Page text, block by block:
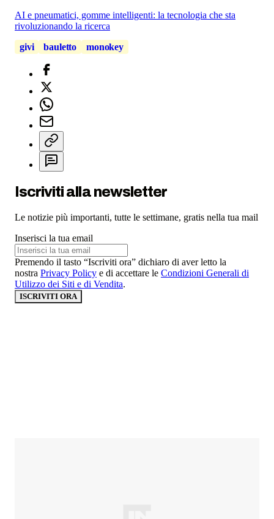
AI e pneumatici, gomme intelligenti: la tecnologia che sta
rivoluzionando la ricerca
givi
bauletto monokey
Iscriviti alla newsletter
Le notizie più importanti, tutte le settimane, gratis nella tua mail
Inserisci la tua email
Premendo il tasto “Iscriviti ora” dichiaro di aver letto la
nostra Privacy Policy e di accettare le Condizioni Generali di
Utilizzo dei Siti e di Vendita.
ISCRIVITI ORA